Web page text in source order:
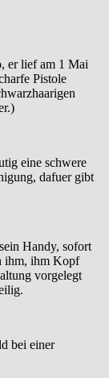
er lief am 1 Mai
Pistole
eine schwere
dafuer gibt
Handy, sofort
ihm, ihm Kopf
vorgelegt
bei einer